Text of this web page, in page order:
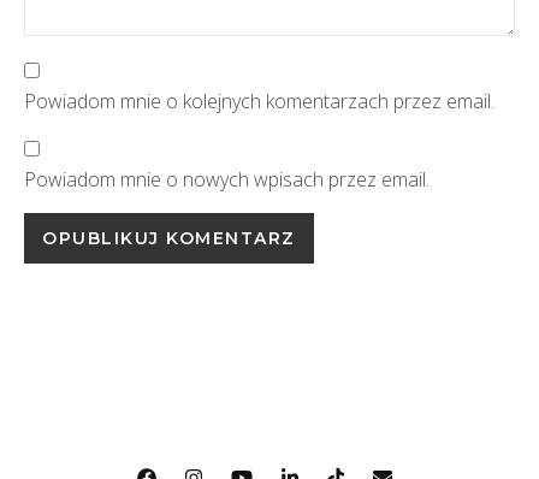
Powiadom mnie o kolejnych komentarzach przez email.
Powiadom mnie o nowych wpisach przez email.